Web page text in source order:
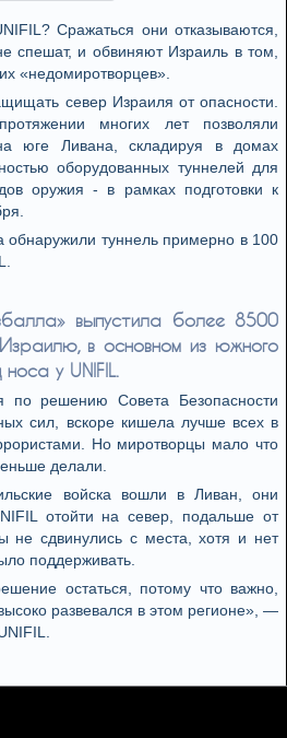
Сражаться они отказываются,
спешат, и обвиняют Израиль в том,
«недомиротворцев».
север Израиля от опасности.
многих лет позволяли
юге Ливана, складируя в домах
оборудованных туннелей для
оружия - в рамках подготовки к
обнаружили туннель примерно в 100
выпустила более 8500
в основном из южного
у UNIFIL.
по решению Совета Безопасности
сил, вскоре кишела лучше всех в
Но миротворцы мало что
делали.
войска вошли в Ливан, они
отойти на север, подальше от
не сдвинулись с места, хотя и нет
поддерживать.
остаться, потому что важно,
развевался в этом регионе», —